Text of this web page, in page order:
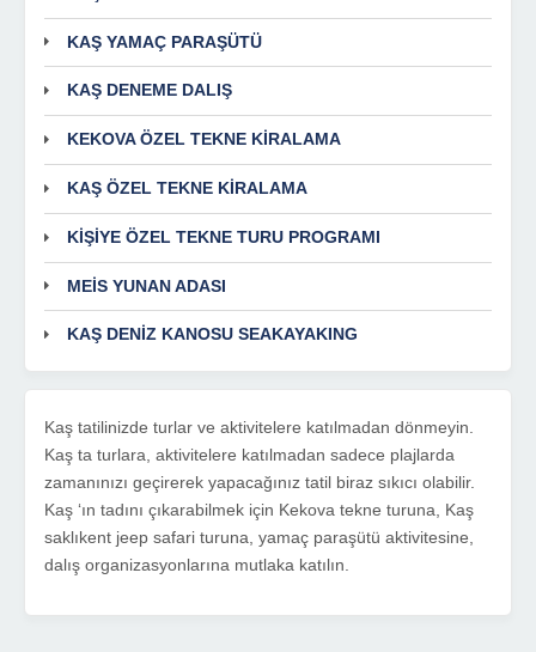
KAŞ YAMAÇ PARAŞÜTÜ
KAŞ DENEME DALIŞ
KEKOVA ÖZEL TEKNE KİRALAMA
KAŞ ÖZEL TEKNE KİRALAMA
KİŞİYE ÖZEL TEKNE TURU PROGRAMI
MEİS YUNAN ADASI
KAŞ DENİZ KANOSU SEAKAYAKING
Kaş tatilinizde turlar ve aktivitelere katılmadan dönmeyin.
Kaş ta turlara, aktivitelere katılmadan sadece plajlarda
zamanınızı geçirerek yapacağınız tatil biraz sıkıcı olabilir.
Kaş ‘ın tadını çıkarabilmek için Kekova tekne turuna, Kaş
saklıkent jeep safari turuna, yamaç paraşütü aktivitesine,
dalış organizasyonlarına mutlaka katılın.